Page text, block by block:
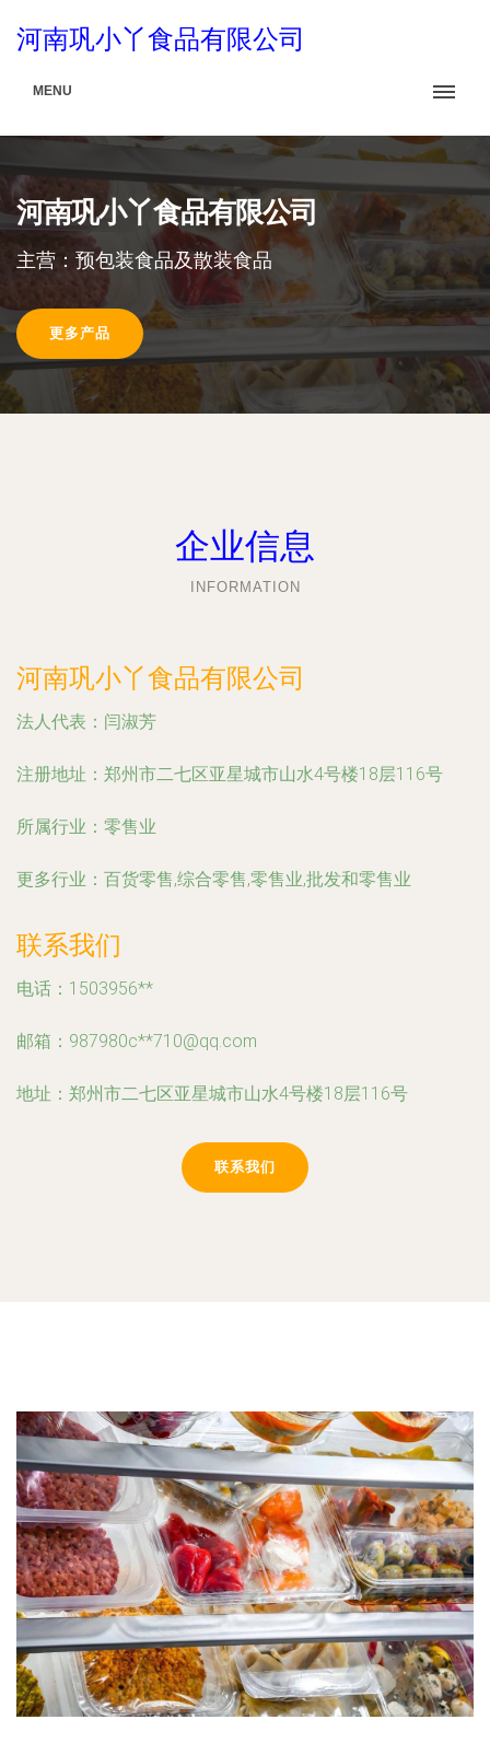
河南巩小丫食品有限公司
MENU
河南巩小丫食品有限公司
主营：预包装食品及散装食品
更多产品
企业信息
INFORMATION
河南巩小丫食品有限公司
法人代表： 闫淑芳
注册地址： 郑州市二七区亚星城市山水4号楼18层116号
所属行业： 零售业
更多行业： 百货零售,综合零售,零售业,批发和零售业
联系我们
电话：1503956**
邮箱：987980c**710@qq.com
地址：郑州市二七区亚星城市山水4号楼18层116号
联系我们